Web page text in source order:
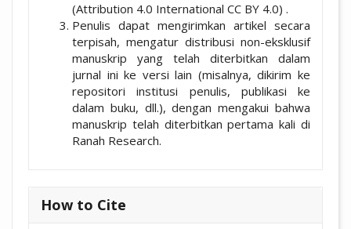
(Attribution 4.0 International CC BY 4.0) .
Penulis dapat mengirimkan artikel secara
terpisah, mengatur distribusi non-eksklusif
manuskrip yang telah diterbitkan dalam
jurnal ini ke versi lain (misalnya, dikirim ke
repositori institusi penulis, publikasi ke
dalam buku, dll.), dengan mengakui bahwa
manuskrip telah diterbitkan pertama kali di
Ranah Research.
How to Cite